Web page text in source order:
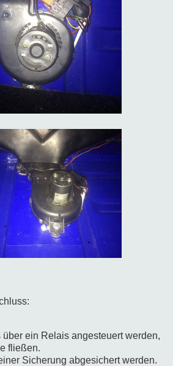
ein Relais angesteuert werden,
fließen.
Sicherung abgesichert werden.